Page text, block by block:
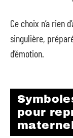
Ce choix n’a rien
singulière,
d’émotion.
pour
maternel